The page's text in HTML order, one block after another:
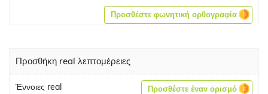
Προσθέστε φωνητική ορθογραφία
Προσθήκη real λεπτομέρειες
Έννοιες real Προσθέστε έναν ορισμό